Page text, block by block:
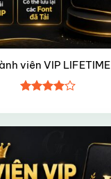
viên VIP LIFETIME
xếp hạng
45 sao